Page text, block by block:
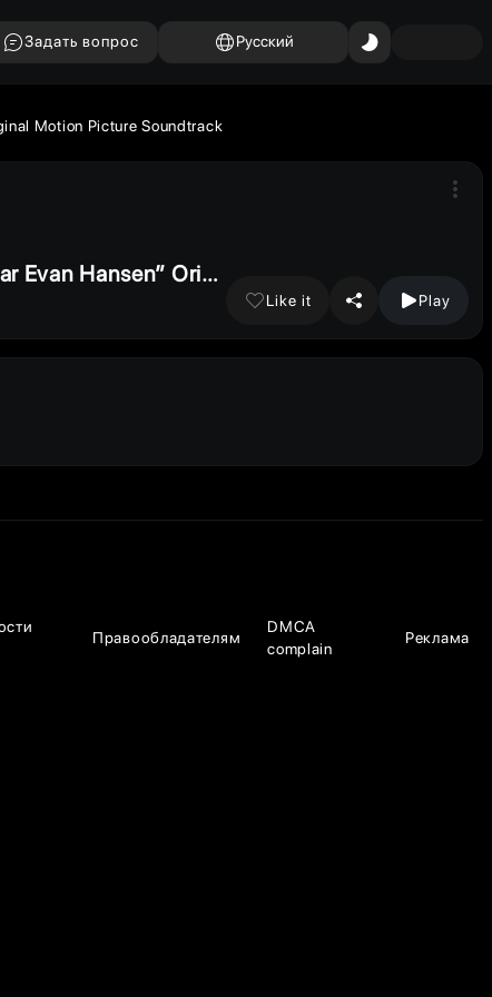
Задать вопрос Русский
Motion Picture Soundtrack
Evan Hansen” Origi
Like it Play
Правообладателям
DMCA
complain
Реклама